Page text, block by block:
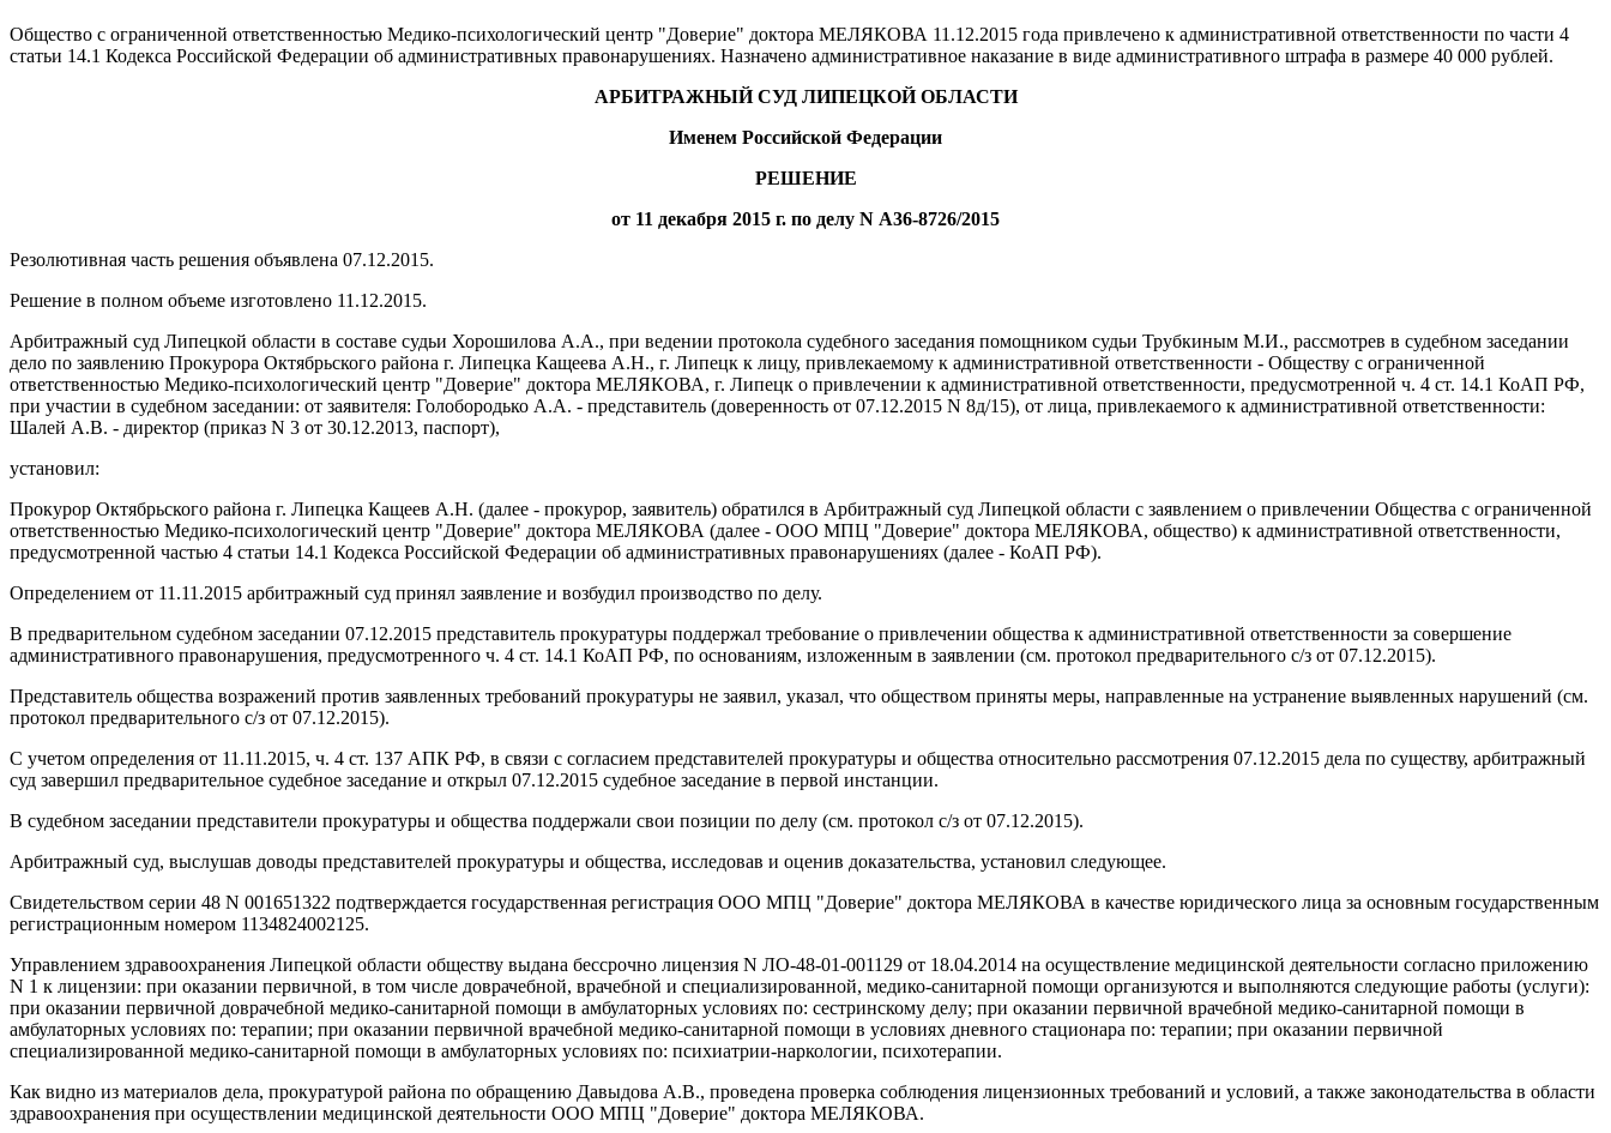
Общество с ограниченной ответственностью Медико-психологический центр "Доверие" доктора МЕЛЯКОВА 11.12.2015 года привлечено к административной ответственности по части 4
статьи 14.1 Кодекса Российской Федерации об административных правонарушениях. Назначено административное наказание в виде административного штрафа в размере 40 000 рублей.
АРБИТРАЖНЫЙ СУД ЛИПЕЦКОЙ ОБЛАСТИ
Именем Российской Федерации
РЕШЕНИЕ
от 11 декабря 2015 г. по делу N А36-8726/2015
Резолютивная часть решения объявлена 07.12.2015.
Решение в полном объеме изготовлено 11.12.2015.
Арбитражный суд Липецкой области в составе судьи Хорошилова А.А., при ведении протокола судебного заседания помощником судьи Трубкиным М.И., рассмотрев в судебном заседании
дело по заявлению Прокурора Октябрьского района г. Липецка Кащеева А.Н., г. Липецк к лицу, привлекаемому к административной ответственности - Обществу с ограниченной
ответственностью Медико-психологический центр "Доверие" доктора МЕЛЯКОВА, г. Липецк о привлечении к административной ответственности, предусмотренной ч. 4 ст. 14.1 КоАП РФ,
при участии в судебном заседании: от заявителя: Голобородько А.А. - представитель (доверенность от 07.12.2015 N 8д/15), от лица, привлекаемого к административной ответственности:
Шалей А.В. - директор (приказ N 3 от 30.12.2013, паспорт),
установил:
Прокурор Октябрьского района г. Липецка Кащеев А.Н. (далее - прокурор, заявитель) обратился в Арбитражный суд Липецкой области с заявлением о привлечении Общества с ограниченной
ответственностью Медико-психологический центр "Доверие" доктора МЕЛЯКОВА (далее - ООО МПЦ "Доверие" доктора МЕЛЯКОВА, общество) к административной ответственности,
предусмотренной частью 4 статьи 14.1 Кодекса Российской Федерации об административных правонарушениях (далее - КоАП РФ).
Определением от 11.11.2015 арбитражный суд принял заявление и возбудил производство по делу.
В предварительном судебном заседании 07.12.2015 представитель прокуратуры поддержал требование о привлечении общества к административной ответственности за совершение
административного правонарушения, предусмотренного ч. 4 ст. 14.1 КоАП РФ, по основаниям, изложенным в заявлении (см. протокол предварительного с/з от 07.12.2015).
Представитель общества возражений против заявленных требований прокуратуры не заявил, указал, что обществом приняты меры, направленные на устранение выявленных нарушений (см.
протокол предварительного с/з от 07.12.2015).
С учетом определения от 11.11.2015, ч. 4 ст. 137 АПК РФ, в связи с согласием представителей прокуратуры и общества относительно рассмотрения 07.12.2015 дела по существу, арбитражный
суд завершил предварительное судебное заседание и открыл 07.12.2015 судебное заседание в первой инстанции.
В судебном заседании представители прокуратуры и общества поддержали свои позиции по делу (см. протокол с/з от 07.12.2015).
Арбитражный суд, выслушав доводы представителей прокуратуры и общества, исследовав и оценив доказательства, установил следующее.
Свидетельством серии 48 N 001651322 подтверждается государственная регистрация ООО МПЦ "Доверие" доктора МЕЛЯКОВА в качестве юридического лица за основным государственным
регистрационным номером 1134824002125.
Управлением здравоохранения Липецкой области обществу выдана бессрочно лицензия N ЛО-48-01-001129 от 18.04.2014 на осуществление медицинской деятельности согласно приложению
N 1 к лицензии: при оказании первичной, в том числе доврачебной, врачебной и специализированной, медико-санитарной помощи организуются и выполняются следующие работы (услуги):
при оказании первичной доврачебной медико-санитарной помощи в амбулаторных условиях по: сестринскому делу; при оказании первичной врачебной медико-санитарной помощи в
амбулаторных условиях по: терапии; при оказании первичной врачебной медико-санитарной помощи в условиях дневного стационара по: терапии; при оказании первичной
специализированной медико-санитарной помощи в амбулаторных условиях по: психиатрии-наркологии, психотерапии.
Как видно из материалов дела, прокуратурой района по обращению Давыдова А.В., проведена проверка соблюдения лицензионных требований и условий, а также законодательства в области
здравоохранения при осуществлении медицинской деятельности ООО МПЦ "Доверие" доктора МЕЛЯКОВА.